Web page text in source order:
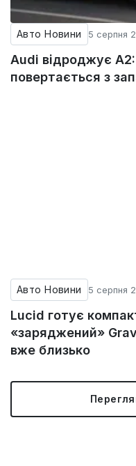
Авто Новини 5 серпня
Audi відроджує
повертається з
Авто Новини 5 серпня
Lucid готує
«заряджений»
вже близько